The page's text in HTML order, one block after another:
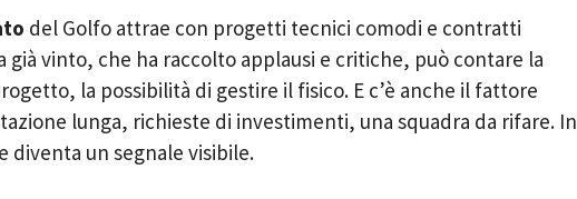
del Golfo attrae con progetti tecnici comodi e contratti
vinto, che ha raccolto applausi e critiche, può contare la
la possibilità di gestire il fisico. E c’è anche il fattore
lunga, richieste di investimenti, una squadra da rifare. In
diventa un segnale visibile.